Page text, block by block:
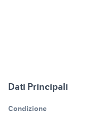
Dati Principali
Condizione